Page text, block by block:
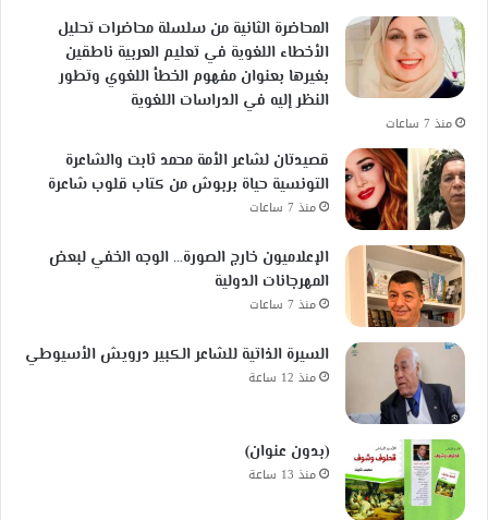
المحاضرة الثانية من سلسلة محاضرات تحليل
الأخطاء اللغوية في تعليم العربية ناطقين
بغيرها بعنوان مفهوم الخطأ اللغوي وتطور
النظر إليه في الدراسات اللغوية
منذ 7 ساعات
قصيدتان لشاعر الأمة محمد ثابت والشاعرة
التونسية حياة بربوش من كتاب قلوب شاعرة
منذ 7 ساعات
الإعلاميون خارج الصورة… الوجه الخفي لبعض
المهرجانات الدولية
منذ 7 ساعات
السيرة الذاتية للشاعر الكبير درويش الأسيوطي
منذ 12 ساعة
(بدون عنوان)
منذ 13 ساعة